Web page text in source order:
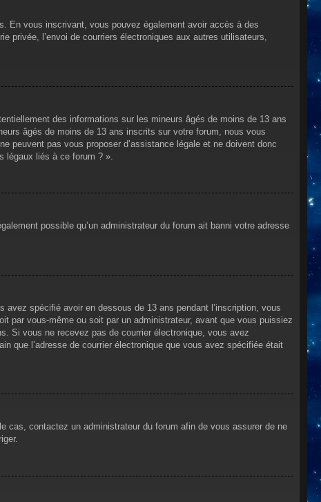
En vous inscrivant, vous pouvez également avoir accès à des
privée, l’envoi de courriers électroniques aux autres utilisateurs,
des informations sur les mineurs âgés de moins de 13 ans
âgés de moins de 13 ans inscrits sur votre forum, nous vous
peuvent pas vous proposer d’assistance légale et ne doivent donc
légaux liés à ce forum ? ».
possible qu’un administrateur du forum ait banni votre adresse
spécifié avoir en dessous de 13 ans pendant l’inscription, vous
par vous-même ou soit par un administrateur, avant que vous puissiez
Si vous ne recevez pas de courrier électronique, vous avez
que l’adresse de courrier électronique que vous avez spécifiée était
cas, contactez un administrateur du forum afin de vous assurer de ne